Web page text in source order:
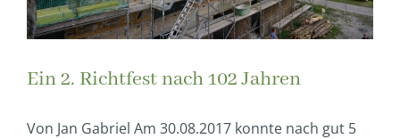
Ein 2. Richtfest nach 102 Jahren
Von Jan Gabriel Am 30.08.2017 konnte nach gut 5